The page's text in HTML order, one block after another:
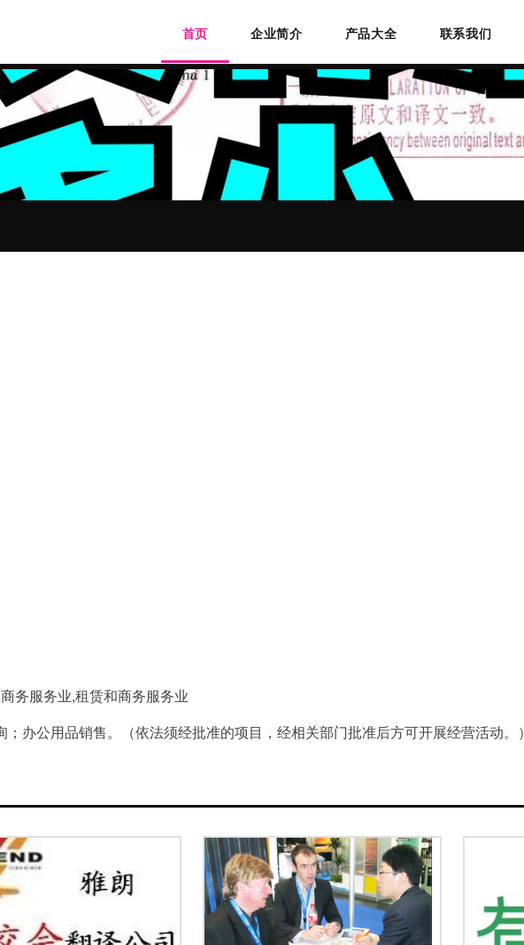
首页 企业简介 产品大全 联系我们
务服务业,租赁和商务服务业
办公用品销售。（依法须经批准的项目，经相关部门批准后方可开展经营活动。）